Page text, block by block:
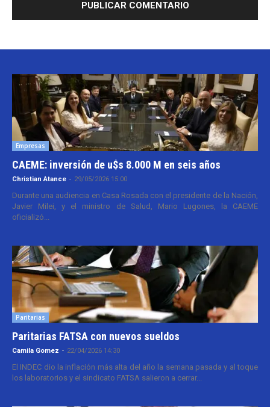
Empresas
CAEME: inversión de u$s 8.000 M en seis años
Christian Atance - 29/05/2026 15:00
Durante una audiencia en Casa Rosada con el presidente de la Nación,
Javier Milei, y el ministro de Salud, Mario Lugones, la CAEME
oficializó...
Paritarias
Paritarias FATSA con nuevos sueldos
Camila Gomez - 22/04/2026 14:30
El INDEC dio la inflación más alta del año la semana pasada y al toque
los laboratorios y el sindicato FATSA salieron a cerrar...